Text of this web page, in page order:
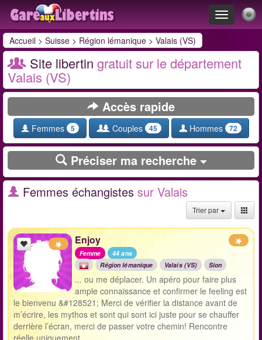
Toggle
navigation
Accueil > Suisse > Région lémanique > Valais (VS)
Site libertin gratuit sur le département
Valais (VS)
Accès rapide
Femmes 5 Couples 45 Hommes 72
Préciser ma recherche
Femmes échangistes sur Valais
Trier par
Enjoy
Femme
44 ans
Région lémanique
Valais (VS) Sion
... ou me déplacer. Un apéro pour faire plus
ample connaissance et confirmer le feeling est
le bienvenu &#128521; Merci de vérifier la distance avant de
m’écrire, les mythos et sont qui sont ici juste pour se chauffer
derrière l’écran, merci de passer votre chemin! Rencontre
réelle uniquement